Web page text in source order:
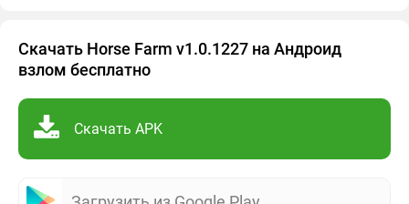
Скачать Horse Farm v1.0.1227 на Андроид
взлом бесплатно
Скачать APK